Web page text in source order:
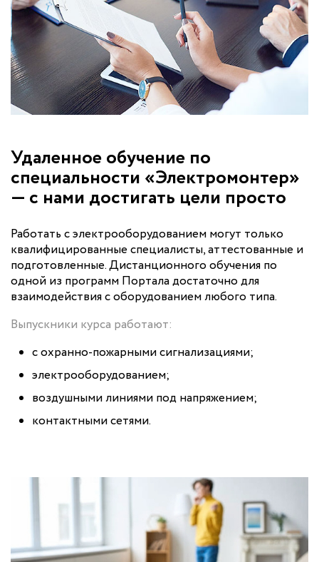
Удаленное обучение по
специальности «Электромонтер»
— с нами достигать цели просто
Работать с электрооборудованием могут только
квалифицированные специалисты, аттестованные и
подготовленные. Дистанционного обучения по
одной из программ Портала достаточно для
взаимодействия с оборудованием любого типа.
Выпускники курса работают:
с охранно-пожарными сигнализациями;
электрооборудованием;
воздушными линиями под напряжением;
контактными сетями.